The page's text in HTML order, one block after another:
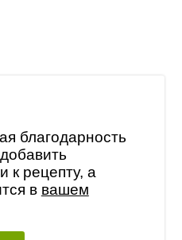
благодарность
к рецепту, а
в вашем